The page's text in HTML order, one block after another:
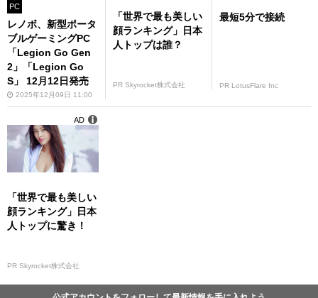
PC
レノボ、新型ポータ
ブルゲーミングPC
「Legion Go Gen
2」「Legion Go
S」 12月12日発売
2025年12月09日 11:00
「世界で最も美しい
顔ランキング」日本
人トップは誰？
PR Skyrocket株式会社
最短5分で接続
PR LotusFlare Inc
「世界で最も美しい
顔ランキング」日本
人トップに驚き！
PR Skyrocket株式会社
AD